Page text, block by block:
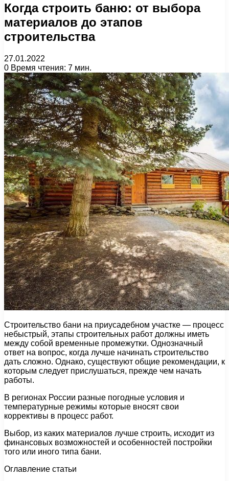
Когда строить баню: от выбора
материалов до этапов
строительства
27.01.2022
0 Время чтения: 7 мин.
Строительство бани на приусадебном участке — процесс
небыстрый, этапы строительных работ должны иметь
между собой временные промежутки. Однозначный
ответ на вопрос, когда лучше начинать строительство
дать сложно. Однако, существуют общие рекомендации, к
которым следует прислушаться, прежде чем начать
работы.
В регионах России разные погодные условия и
температурные режимы которые вносят свои
коррективы в процесс работ.
Выбор, из каких материалов лучше строить, исходит из
финансовых возможностей и особенностей постройки
того или иного типа бани.
Оглавление статьи